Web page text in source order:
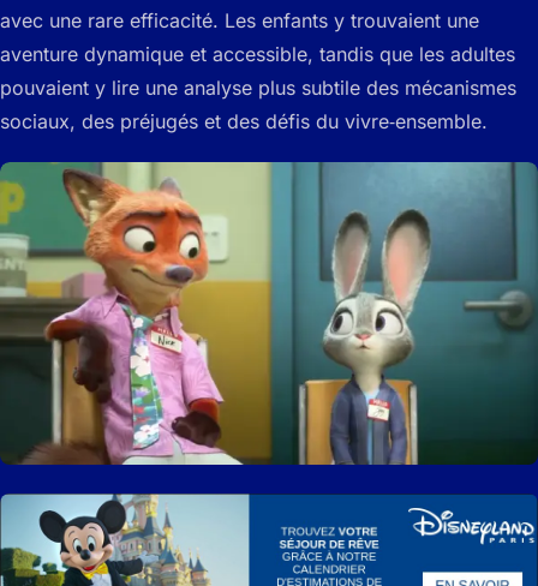
avec une rare efficacité. Les enfants y trouvaient une
aventure dynamique et accessible, tandis que les adultes
pouvaient y lire une analyse plus subtile des mécanismes
sociaux, des préjugés et des défis du vivre‑ensemble.